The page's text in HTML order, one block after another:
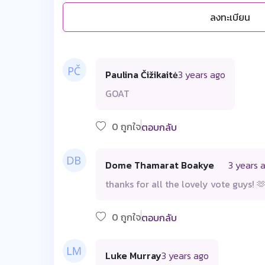
ลงทะเบียน
Paulina Čižikaitė3 years ago
GOAT
0 ถูกใจตอบกลับ
Dome Thamarat Boakye
3 years
thanks for all the lovely vote guys!
0 ถูกใจตอบกลับ
Luke Murray3 years ago